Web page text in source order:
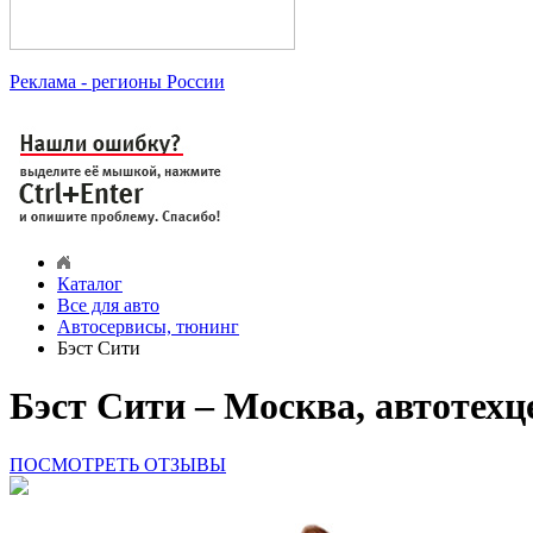
Реклама - регионы России
Каталог
Все для авто
Автосервисы, тюнинг
Бэст Сити
Бэст Сити – Москва,
ПОСМОТРЕТЬ ОТЗЫВЫ